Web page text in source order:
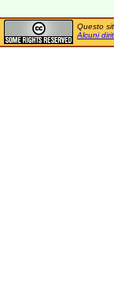
Questo
Alcuni